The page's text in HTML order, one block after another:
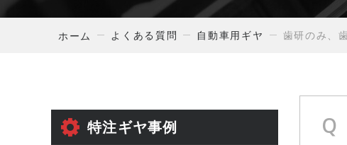
ホーム よくある質問 自動車用ギヤ 歯研のみ、
特注ギヤ事例 Q